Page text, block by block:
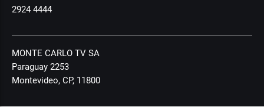
2924 4444
MONTE CARLO TV SA
Paraguay 2253
Montevideo, CP, 11800